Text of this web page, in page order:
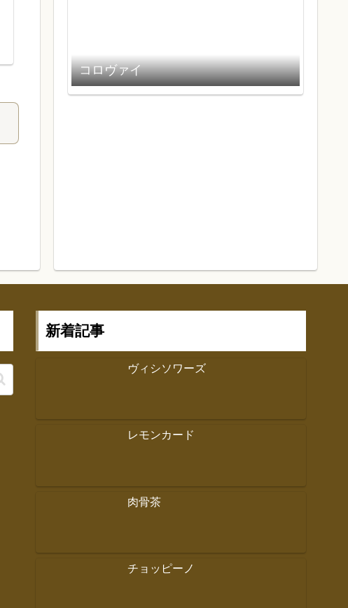
コロヴァイ
新着記事
ヴィシソワーズ
レモンカード
肉骨茶
チョッピーノ